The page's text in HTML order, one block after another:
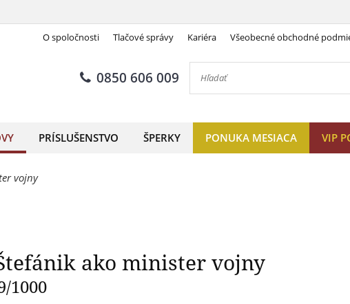
O spoločnosti Tlačové správy Kariéra Všeobecné obchodné
0850 606 009
PRÍSLUŠENSTVO ŠPERKY PONUKA MESIACA VIP
vojny
ako minister vojny
1000
M. R. Štefánik ako